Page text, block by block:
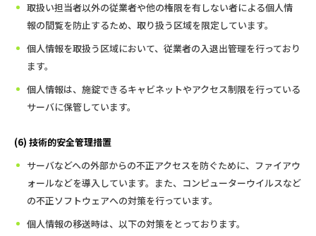
取扱い担当者以外の従業者や他の権限を有しない者による個人情
報の間覧を防止するため、取り扱う区域を限定しています。
個人情報を取扱う区域において、従業者の入退出管理を行っており
ます。
個人情報は、施錠できるキャビネットやアクセス制限を行っている
サーバに保管しています。
(6) 技術的安全管理措置
サーバなどへの外部からの不正アクセスを防ぐために、ファイアウ
ォールなどを導入しています。また、コンピューターウイルスなど
の不正ソフトウェアへの対策を行っています。
個人情報の移送時は、以下の対策をとっております。